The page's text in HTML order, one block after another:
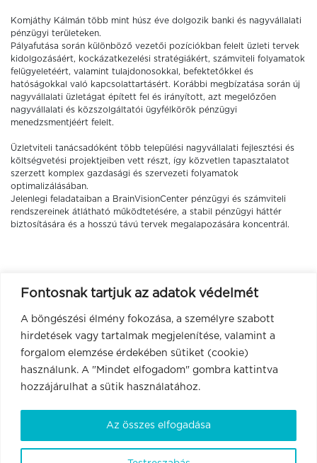
Fontosnak tartjuk az adatok védelmét
A böngészési élmény fokozása, a személyre szabott
hirdetések vagy tartalmak megjelenítése, valamint a
forgalom elemzése érdekében sütiket (cookie)
használunk. A "Mindet elfogadom" gombra kattintva
hozzájárulhat a sütik használatához.
Az összes elfogadása
Komjáthy Kálmán több mint húsz éve dolgozik banki és nagyvállalati
pénzügyi területeken.
Pályafutása során különböző vezetői pozíciókban felelt üzleti tervek
kidolgozásáért, kockázatkezelési stratégiákért, számviteli folyamatok
felügyeletéért, valamint tulajdonosokkal, befektetőkkel és
hatóságokkal való kapcsolattartásért. Korábbi megbízatása során új
nagyvállalati üzletágat épített fel és irányított, azt megelőzően
nagyvállalati és közszolgáltatói ügyfélkörök pénzügyi
menedzsmentjéért felelt.
Üzletviteli tanácsadóként több települési nagyvállalati fejlesztési és
költségvetési projektjeiben vett részt, így közvetlen tapasztalatot
szerzett komplex gazdasági és szervezeti folyamatok
optimalizálásában.
Jelenlegi feladataiban a BrainVisionCenter pénzügyi és számviteli
rendszereinek átlátható működtetésére, a stabil pénzügyi háttér
biztosítására és a hosszú távú tervek megalapozására koncentrál.